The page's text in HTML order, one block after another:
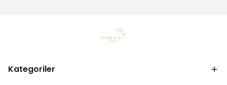
Kategoriler